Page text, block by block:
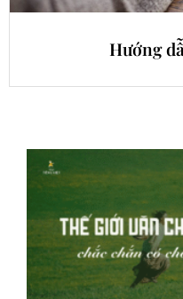
Hướng